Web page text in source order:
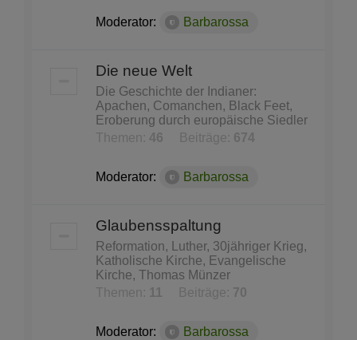
Moderator: Barbarossa
Die neue Welt
Die Geschichte der Indianer:
Apachen, Comanchen, Black Feet,
Eroberung durch europäische Siedler
Themen: 46 Beiträge: 674
Moderator: Barbarossa
Glaubensspaltung
Reformation, Luther, 30jähriger Krieg,
Katholische Kirche, Evangelische
Kirche, Thomas Münzer
Themen:
Beiträge: 70
Moderator: Barbarossa